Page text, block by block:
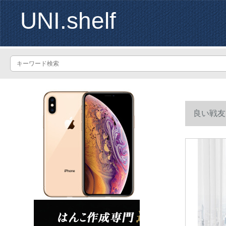
UNI.shelf
良い戦
棚は黒胡